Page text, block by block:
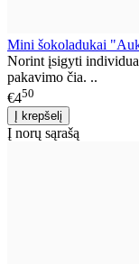
Mini šokoladukai
Norint įsigyti
pakavimo čia. ..
€450
Į norų sąrašą